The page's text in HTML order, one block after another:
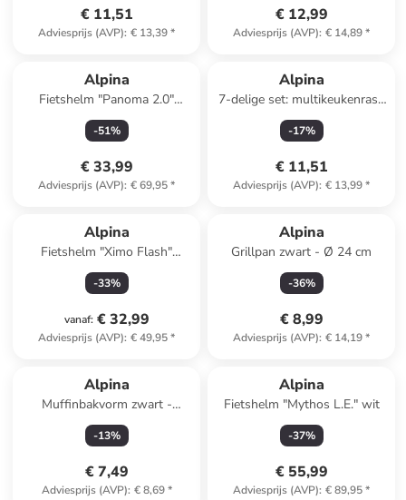
€ 11,51
Adviesprijs (AVP): € 13,39*
€ 12,99
Adviesprijs (AVP): € 14,89*
Alpina
Fietshelm "Panoma 2.0"
blauw
-51%
€ 33,99
Adviesprijs (AVP): € 69,95*
Alpina
7-delige set: multikeukenrasp
wit
-17%
€ 11,51
Adviesprijs (AVP): € 13,99*
Alpina
Fietshelm "Ximo Flash"
meerkleurig
-33%
vanaf: € 32,99
Adviesprijs (AVP): € 49,95*
Alpina
Grillpan zwart - Ø 24 cm
-36%
€ 8,99
Adviesprijs (AVP): € 14,19*
Alpina
Muffinbakvorm zwart -
(L)26,5 x (B)35 cm
-13%
€ 7,49
Adviesprijs (AVP): € 8,69*
Alpina
Fietshelm "Mythos L.E." wit
-37%
€ 55,99
Adviesprijs (AVP): € 89,95*